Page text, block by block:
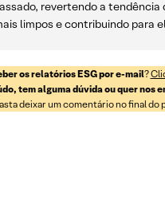
revertendo a tendência
limpos e contribuindo para
os relatórios ESG por e-mail?
tem alguma dúvida ou quer nos
deixar um comentário no final do